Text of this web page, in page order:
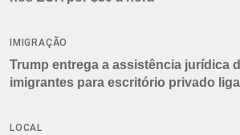
IMIGRAÇÃO
Trump entrega a assistência jurídica
imigrantes para escritório privado
LOCAL